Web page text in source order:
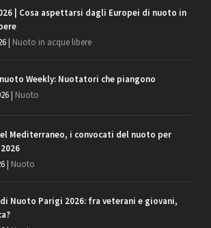
| Cosa aspettarsi dagli Europei di nuoto in
| Nuoto in acque libere
Weekly: Nuotatori che piangono
| Nuoto
Mediterraneo, i convocati del nuoto per
| Nuoto
Nuoto Parigi 2026: fra veterani e giovani,